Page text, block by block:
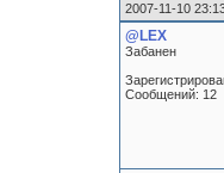
2007-11-10
@LEX
Забанен
Сообщений: 12